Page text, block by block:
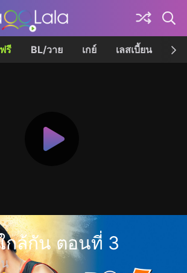
ฟรี BL/วาย เกย์ เลสเบี้ยน เค
กล้กัน ตอนที่ 3